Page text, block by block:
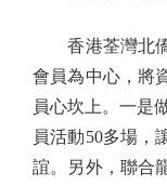
香港荃灣北僑
會員為中心，將
員心坎上。一是
員活動50多場，
誼。另外，聯合